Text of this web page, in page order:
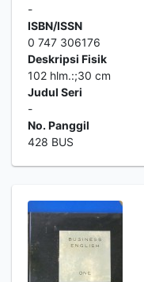
-
ISBN/ISSN
0 747 306176
Deskripsi Fisik
102 hlm.:;30 cm
Judul Seri
-
No. Panggil
428 BUS